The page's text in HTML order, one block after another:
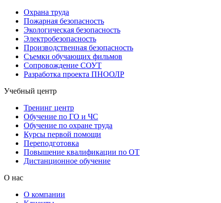
Охрана труда
Пожарная безопасность
Экологическая безопасность
Электробезопасность
Производственная безопасность
Съемки обучающих фильмов
Сопровождение СОУТ
Разработка проекта ПНООЛР
Учебный центр
Тренинг центр
Обучение по ГО и ЧС
Обучение по охране труда
Курсы первой помощи
Переподготовка
Повышение квалификации по ОТ
Дистанционное обучение
О нас
О компании